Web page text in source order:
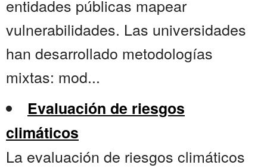
entidades públicas mapear
vulnerabilidades. Las universidades
han desarrollado metodologías
mixtas: mod...
Evaluación de riesgos
climáticos
La evaluación de riesgos climáticos